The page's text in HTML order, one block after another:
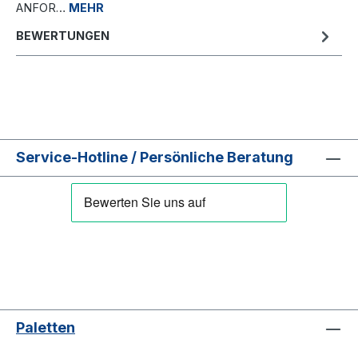
ANFOR… MEHR
BEWERTUNGEN
Service-Hotline / Persönliche Beratung
Paletten